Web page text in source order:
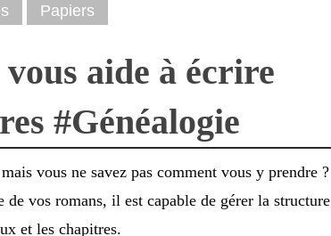
Papiers
aide à écrire
#Généalogie
vous ne savez pas comment vous y prendre ?
vos romans, il est capable de gérer la structure
et les chapitres.